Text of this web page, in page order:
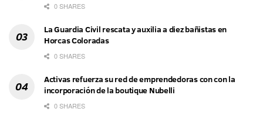
0 SHARES
La Guardia Civil rescata y auxilia a diez bañistas en
Horcas Coloradas
0 SHARES
Activas refuerza su red de emprendedoras con con la
incorporación de la boutique Nubelli
0 SHARES